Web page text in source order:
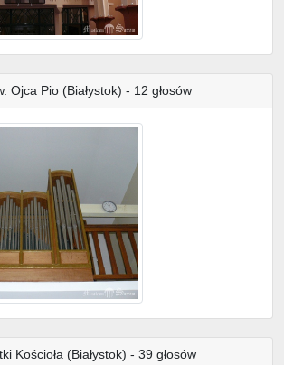
Ojca Pio (Białystok) - 12 głosów
Kościoła (Białystok) - 39 głosów